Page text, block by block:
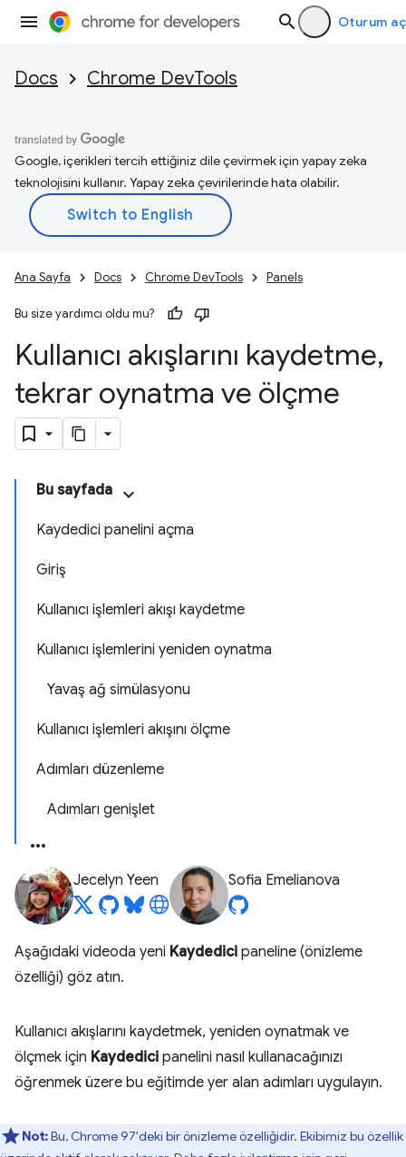
Oturum aç
Docs Chrome DevTools
Google, içerikleri tercih ettiğiniz dile çevirmek için yapay zeka
teknolojisini kullanır. Yapay zeka çevirilerinde hata olabilir.
Ana Sayfa Docs Chrome DevTools Panels
Bu size yardımcı oldu mu?
Kullanıcı akışlarını kaydetme,
tekrar oynatma ve ölçme
Bu sayfada
Kaydedici panelini açma
Giriş
Kullanıcı işlemleri akışı kaydetme
Kullanıcı işlemlerini yeniden oynatma
Yavaş ağ simülasyonu
Kullanıcı işlemleri akışını ölçme
Adımları düzenleme
Adımları genişlet
Jecelyn Yeen Sofia Emelianova
Aşağıdaki videoda yeni Kaydedici paneline (önizleme
özelliği) göz atın.
Kullanıcı akışlarını kaydetmek, yeniden oynatmak ve
ölçmek için Kaydedici panelini nasıl kullanacağınızı
öğrenmek üzere bu eğitimde yer alan adımları uygulayın.
Not:Bu, Chrome 97'deki bir önizleme özelliğidir. Ekibimiz bu özellik